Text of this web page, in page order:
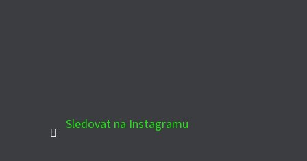
Sledovat na Instagramu